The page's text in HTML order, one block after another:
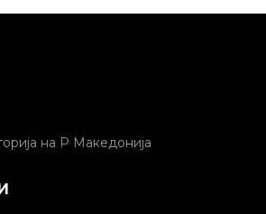
на Р Македонија